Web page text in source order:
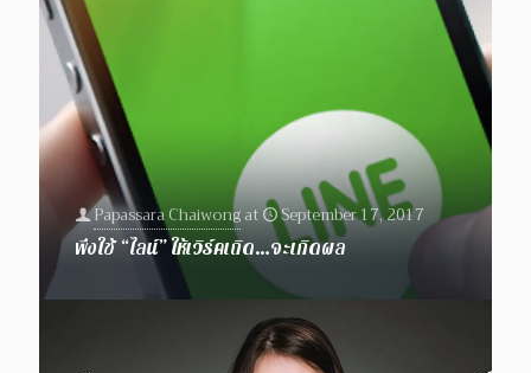
Papassara Chaiwongat
September 17, 2017
พึงใช้ “ไลน์” ให้เวิร์คเถิด…จะเกิดผล